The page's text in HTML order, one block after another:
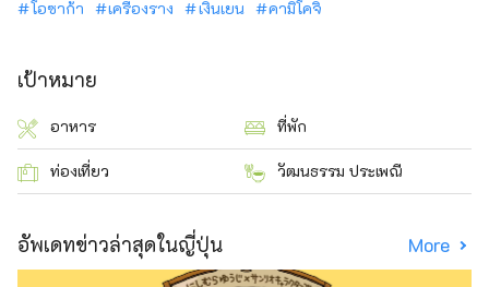
โอซาก้า เครื่องราง เงินเยน คามิโคจิ
เป้าหมาย
อาหาร ที่พัก
ท่องเที่ยว วัฒนธรรม ประเพณี
อัพเดทข่าวล่าสุดในญี่ปุ่น More